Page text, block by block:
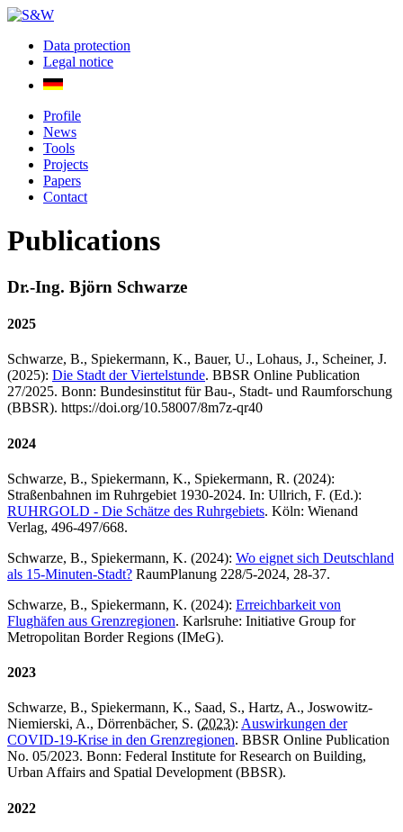
Data protection
Legal notice
Profile
News
Tools
Projects
Papers
Contact
Publications
Dr.-Ing. Björn Schwarze
2025
Schwarze, B., Spiekermann, K., Bauer, U., Lohaus, J., Scheiner, J.
(2025): Die Stadt der Viertelstunde. BBSR Online Publication
27/2025. Bonn: Bundesinstitut für Bau-, Stadt- und Raumforschung
(BBSR). https://doi.org/10.58007/8m7z-qr40
2024
Schwarze, B., Spiekermann, K., Spiekermann, R. (2024):
Straßenbahnen im Ruhrgebiet 1930-2024. In: Ullrich, F. (Ed.):
RUHRGOLD - Die Schätze des Ruhrgebiets. Köln: Wienand
Verlag, 496-497/668.
Schwarze, B., Spiekermann, K. (2024): Wo eignet sich Deutschland
als 15-Minuten-Stadt? RaumPlanung 228/5-2024, 28-37.
Schwarze, B., Spiekermann, K. (2024): Erreichbarkeit von
Flughäfen aus Grenzregionen. Karlsruhe: Initiative Group for
Metropolitan Border Regions (IMeG).
2023
Schwarze, B., Spiekermann, K., Saad, S., Hartz, A., Joswowitz-
Niemierski, A., Dörrenbächer, S. (2023): Auswirkungen der
COVID-19-Krise in den Grenzregionen. BBSR Online Publication
No. 05/2023. Bonn: Federal Institute for Research on Building,
Urban Affairs and Spatial Development (BBSR).
2022